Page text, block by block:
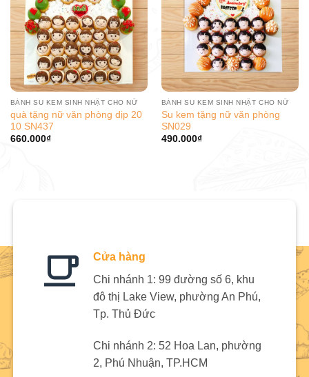
BÁNH SU KEM SINH NHẬT CHO NỮ
quà tặng nữ văn phòng dịp 20
10 SN437
660.000₫
BÁNH SU KEM SINH NHẬT CHO NỮ
Su kem tặng nữ văn phòng
SN029
490.000₫
Cửa hàng
Chi nhánh 1: 99 đường số 6, khu
đô thị Lake View, phường An Phú,
Tp. Thủ Đức
Chi nhánh 2: 52 Hoa Lan, phường
2, Phú Nhuận, TP.HCM